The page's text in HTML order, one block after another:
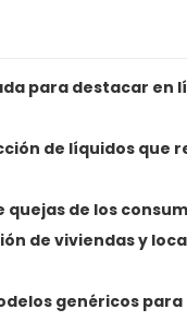
para destacar
de líquidos que
de los
de viviendas y
genéricos